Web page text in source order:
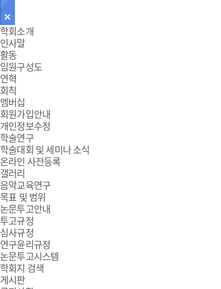
주
메
뉴
학회소개
인사말
활동
임원구성도
연혁
회칙
멤버십
회원가입안내
개인정보수정
학술연구
학술대회 및 세미나 소식
온라인 사전등록
갤러리
음악교육연구
목표 및 범위
논문투고안내
투고규정
심사규정
연구윤리규정
논문투고시스템
학회지 검색
게시판